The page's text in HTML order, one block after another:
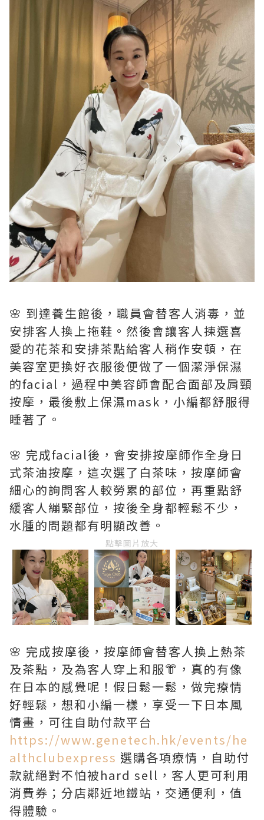
🌸 到達養生館後，職員會替客人消毒，並
安排客人換上拖鞋。然後會讓客人揀選喜
愛的花茶和安排茶點給客人稍作安頓，在
美容室更換好衣服後便做了一個潔淨保濕
的facial，過程中美容師會配合面部及肩頸
按摩，最後敷上保濕mask，小編都舒服得
睡著了。
🌸 完成facial後，會安排按摩師作全身日
式茶油按摩，這次選了白茶味，按摩師會
細心的詢問客人較勞累的部位，再重點舒
緩客人繃緊部位，按後全身都輕鬆不少，
水腫的問題都有明顯改善。
點擊圖片放大
🌸 完成按摩後，按摩師會替客人換上熱茶
及茶點，及為客人穿上和服👘，真的有像
在日本的感覺呢！假日鬆一鬆，做完療情
好輕鬆，想和小編一樣，享受一下日本風
情畫，可往自助付款平台
https://www.genetech.hk/events/he
althclubexpress 選購各項療情，自助付
款就絕對不怕被hard sell，客人更可利用
消費券；分店鄰近地鐵站，交通便利，值
得體驗。